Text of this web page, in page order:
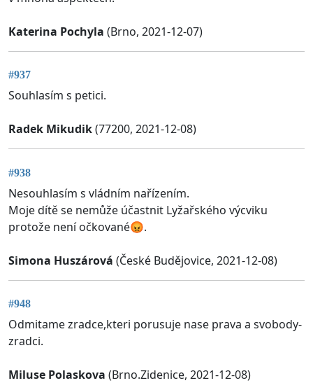
Katerina Pochyla (Brno, 2021-12-07)
#937
Souhlasím s petici.
Radek Mikudik(77200, 2021-12-08)
#938
Nesouhlasím s vládním nařízením.
Moje dítě se nemůže účastnit Lyžařského výcviku
protože není očkované😡.
Simona Huszárová (České Budějovice, 2021-12-08)
#948
Odmitame zradce,kteri porusuje nase prava a svobody-
zradci.
Miluse Polaskova (Brno.Zidenice, 2021-12-08)